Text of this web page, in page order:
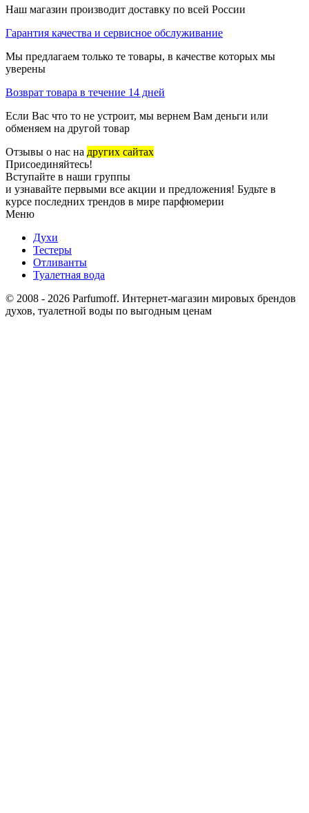
Наш магазин производит доставку по всей России
Гарантия качества и сервисное обслуживание
Мы предлагаем только те товары, в качестве которых мы
уверены
Возврат товара в течение 14 дней
Если Вас что то не устроит, мы вернем Вам деньги или
обменяем на другой товар
Отзывы о нас на других сайтах
Присоединяйтесь!
Вступайте в наши группы
и узнавайте первыми все акции и предложения! Будьте в
курсе последних трендов в мире парфюмерии
Меню
Духи
Тестеры
Отливанты
Туалетная вода
© 2008 - 2026 Parfumoff. Интернет-магазин мировых брендов
духов, туалетной воды по выгодным ценам